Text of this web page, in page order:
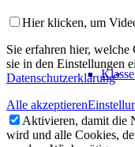
Hier klicken, um
Sie erfahren hier,
sie in den Einstellungen
Datenschutzerklärung"
Alle akzeptieren
Aktivieren, damit die
wird und alle Cookies,